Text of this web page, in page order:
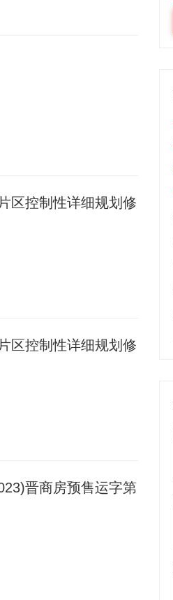
区控制性详细规划修
区控制性详细规划修
晋商房预售运字第